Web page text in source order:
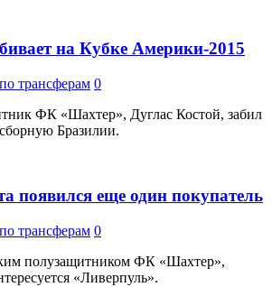
на Кубке Америки-2015
трансферам 0
ФК «Шахтер», Дуглас Костой, забил
Бразилии.
появился еще один покупатель
трансферам 0
полузащитником ФК «Шахтер»,
«Ливерпуль».